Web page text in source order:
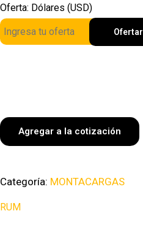
Oferta: Dólares (USD)
Ofertar
Agregar a la cotización
Categoría: MONTACARGAS
RUM